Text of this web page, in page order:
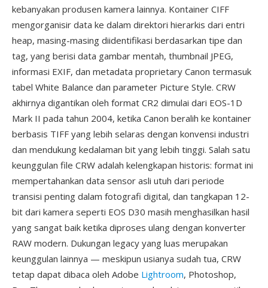
kebanyakan produsen kamera lainnya. Kontainer CIFF
mengorganisir data ke dalam direktori hierarkis dari entri
heap, masing-masing diidentifikasi berdasarkan tipe dan
tag, yang berisi data gambar mentah, thumbnail JPEG,
informasi EXIF, dan metadata proprietary Canon termasuk
tabel White Balance dan parameter Picture Style. CRW
akhirnya digantikan oleh format CR2 dimulai dari EOS-1D
Mark II pada tahun 2004, ketika Canon beralih ke kontainer
berbasis TIFF yang lebih selaras dengan konvensi industri
dan mendukung kedalaman bit yang lebih tinggi. Salah satu
keunggulan file CRW adalah kelengkapan historis: format ini
mempertahankan data sensor asli utuh dari periode
transisi penting dalam fotografi digital, dan tangkapan 12-
bit dari kamera seperti EOS D30 masih menghasilkan hasil
yang sangat baik ketika diproses ulang dengan konverter
RAW modern. Dukungan legacy yang luas merupakan
keunggulan lainnya — meskipun usianya sudah tua, CRW
tetap dapat dibaca oleh Adobe Lightroom, Photoshop,